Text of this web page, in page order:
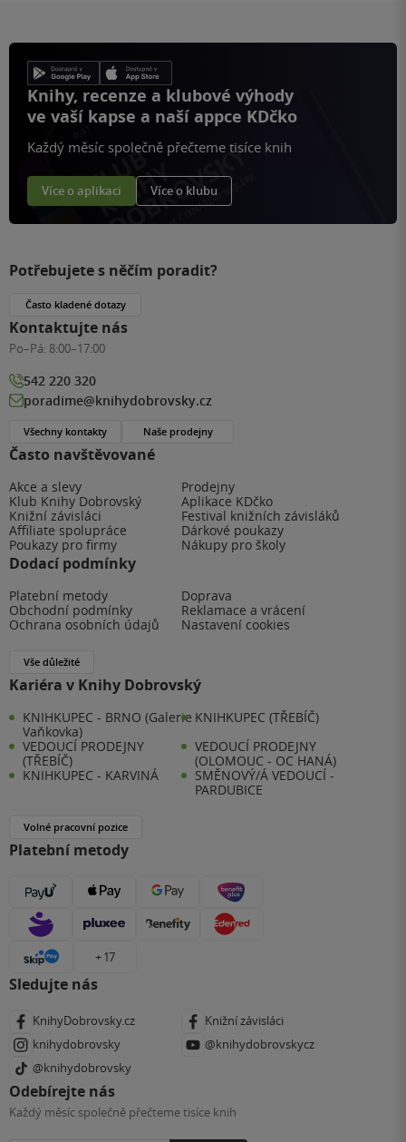
Knihy, recenze a klubové výhody
ve vaší kapse a naší appce KDčko
Každý měsíc společně přečteme tisíce knih
Více o aplikaci Více o klubu
Často navštěvované
Akce a slevy
Prodejny
Klub Knihy Dobrovský
Aplikace KDčko
Knižní závisláci
Festival knižních závisláků
Affiliate spolupráce
Dárkové poukazy
Poukazy pro firmy
Nákupy pro školy
Dodací podmínky
Platební metody
Doprava
Obchodní podmínky
Reklamace a vrácení
Ochrana osobních údajů
Nastavení cookies
Vše důležité
Kariéra v Knihy Dobrovský
KNIHKUPEC - BRNO (Galerie
Vaňkovka)
KNIHKUPEC (TŘEBÍČ)
VEDOUCÍ PRODEJNY
(TŘEBÍČ)
VEDOUCÍ PRODEJNY
(OLOMOUC - OC HANÁ)
KNIHKUPEC - KARVINÁ
SMĚNOVÝ/Á VEDOUCÍ -
PARDUBICE
Volné pracovní pozice
Platební metody
+ 17
Sledujte nás
KnihyDobrovsky.cz
Knižní závisláci
knihydobrovsky
@knihydobrovskycz
@knihydobrovsky
Odebírejte nás
Každý měsíc společně přečteme tisíce knih
Potřebujete s něčím poradit?
Často kladené dotazy
Kontaktujte nás
Po–Pá: 8:00–17:00
542 220 320
poradime@knihydobrovsky.cz
Všechny kontakty Naše prodejny